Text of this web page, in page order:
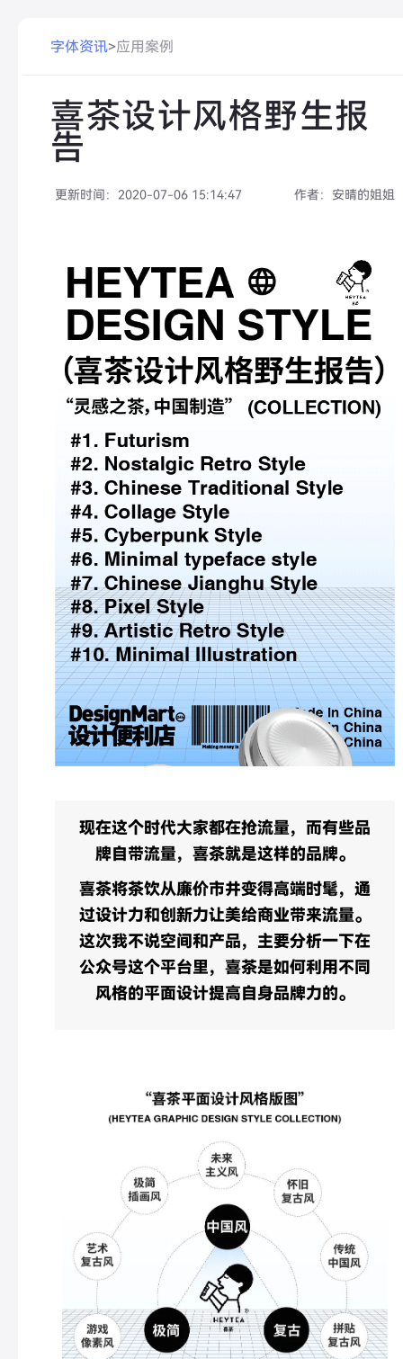
字体资讯>应用案例
喜茶设计风格野生报
告
更新时间： 2020-07-06 15:14:47 作者： 安晴的姐姐
现在这个时代大家都在抢流量，而有些品
牌自带流量，喜茶就是这样的品牌。
喜茶将茶饮从廉价市井变得高端时髦，通
过设计力和创新力让美给商业带来流量。
这次我不说空间和产品，主要分析一下在
公众号这个平台里，喜茶是如何利用不同
风格的平面设计提高自身品牌力的。